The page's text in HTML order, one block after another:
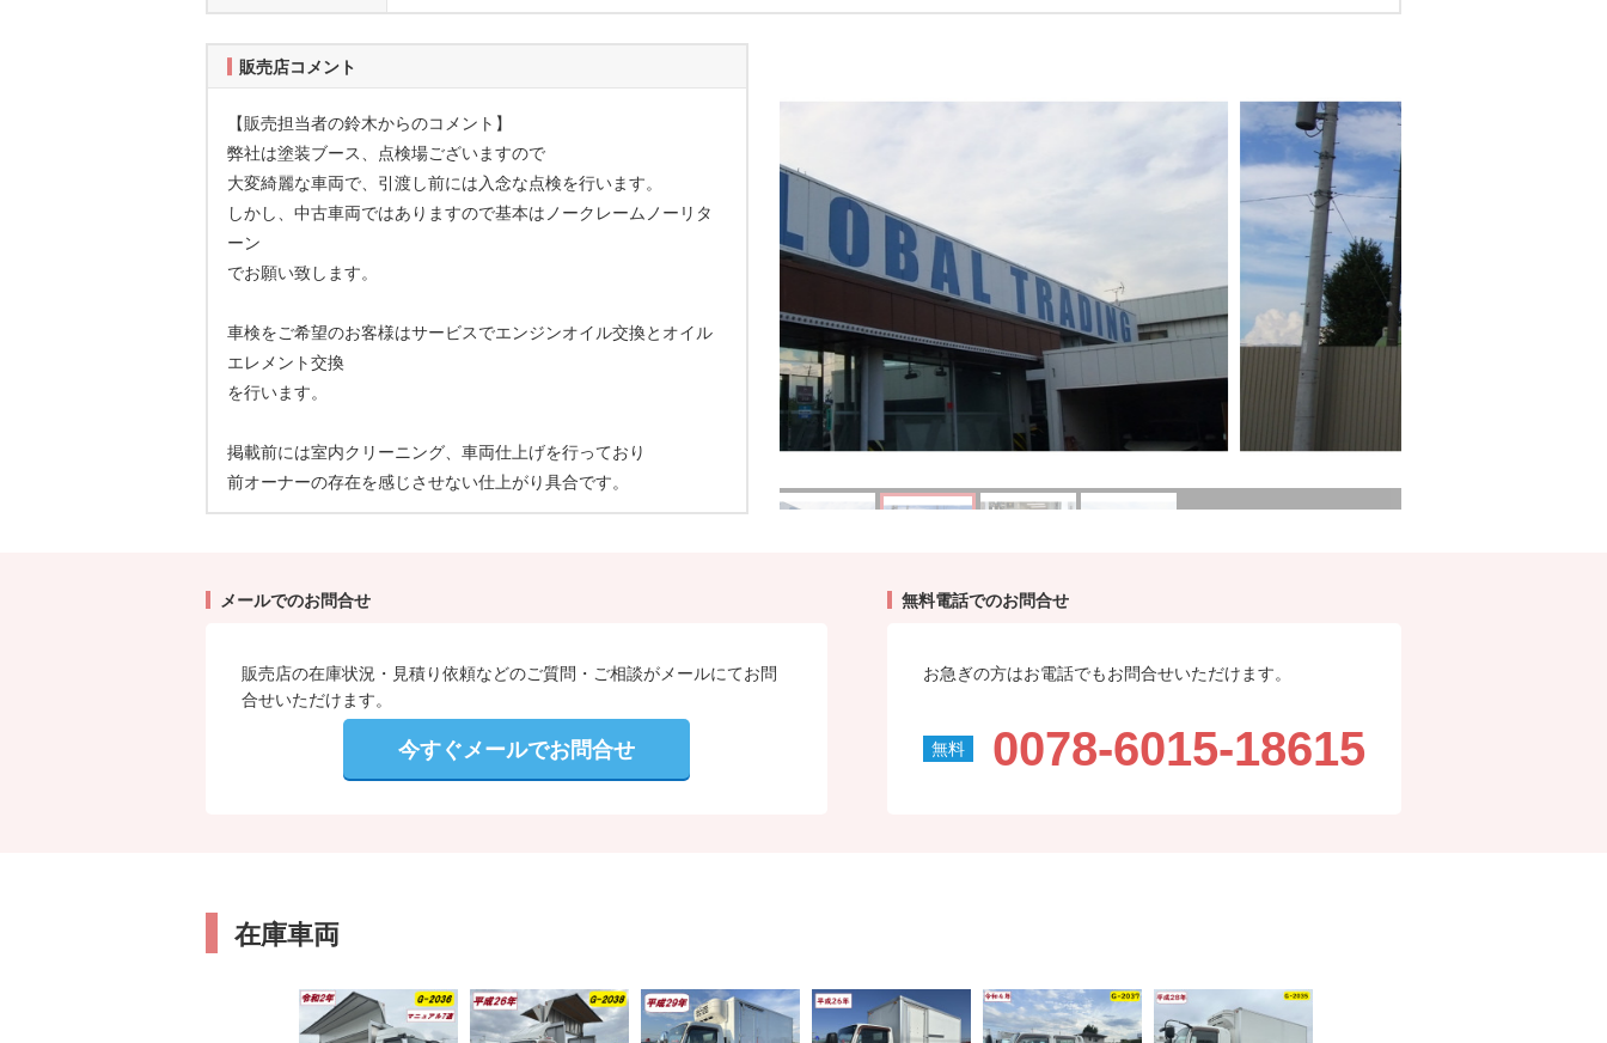
販売店コメント
【販売担当者の鈴木からのコメント】
弊社は塗装ブース、点検場ございますので
大変綺麗な車両で、引渡し前には入念な点検を行います。
しかし、中古車両ではありますので基本はノークレームノーリタ
ーン
でお願い致します。
車検をご希望のお客様はサービスでエンジンオイル交換とオイル
エレメント交換
を行います。
掲載前には室内クリーニング、車両仕上げを行っており
前オーナーの存在を感じさせない仕上がり具合です。
両や
状態の良い車両だけをネットには掲載しています。
お客様のお問い合わせ、ご来店スタッフ一同心よりお待ちしてお
メールでのお問合せ
販売店の在庫状況・見積り依頼などのご質問・ご相談がメールにてお問
合せいただけます。
今すぐメールでお問合せ
無料電話でのお問合せ
お急ぎの方はお電話でもお問合せいただけます。
0078-6015-18615
在庫車両